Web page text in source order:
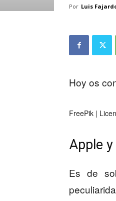
Por Luis
Hoy os
FreePik |
Apple
Es de